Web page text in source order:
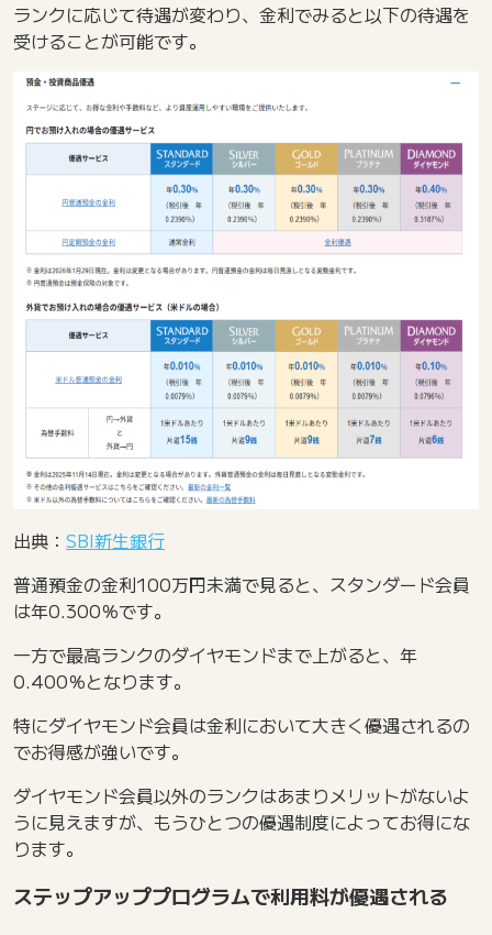
ランクに応じて待遇が変わり、金利でみると以下の待遇を
受けることが可能です。
出典： SBI新生銀行
普通預金の金利100万円未満で見ると、スタンダード会員
は年0.300％です。
一方で最高ランクのダイヤモンドまで上がると、年
0.400％となります。
特にダイヤモンド会員は金利において大きく優遇されるの
でお得感が強いです。
ダイヤモンド会員以外のランクはあまりメリットがないよ
うに見えますが、もうひとつの優遇制度によってお得にな
ります。
ステップアッププログラムで利用料が優遇される